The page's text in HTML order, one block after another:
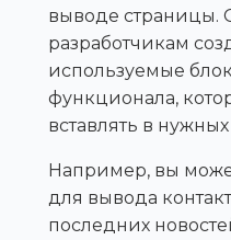
выводе страницы.
разработчикам
используемые
функционала,
вставлять в нужных
Например, вы
для вывода
последних